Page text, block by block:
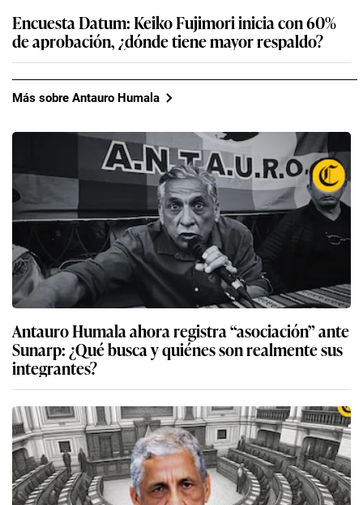
Encuesta Datum: Keiko Fujimori inicia con 60%
de aprobación, ¿dónde tiene mayor respaldo?
Más sobre Antauro Humala
Antauro Humala ahora registra “asociación” ante
Sunarp: ¿Qué busca y quiénes son realmente sus
integrantes?